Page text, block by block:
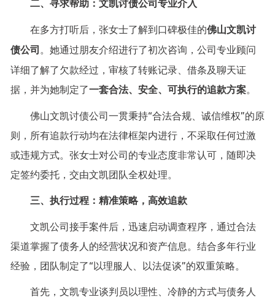
在多方打听后，张女士了解到口碑极佳的佛山文凯讨
债公司 。她通过朋友介绍进行了初次咨询，公司专业顾问
详细了解了欠款经过，审核了转账记录、借条及聊天证
据，并为她制定了一套合法、安全、可执行的追款方案
佛山文凯讨债公司一贯秉持“合法合规、诚信维权”的原
则，所有追款行动均在法律框架内进行，不采取任何过激
或违规方式。张女士对公司的专业态度非常认可，随即决
定签约委托，交由文凯团队全权处理。
三、执行过程：精准策略，高效追款
文凯公司接手案件后，迅速启动调查程序，通过合法
渠道掌握了债务人的经营状况和资产信息。结合多年行业
经验，团队制定了“以理服人、以法促谈”的双重策略。
首先，文凯专业谈判员以理性、冷静的方式与债务人